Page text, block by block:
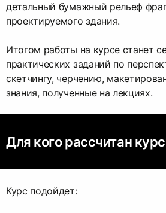
детальный бумажный рельеф
проектируемого здания.
Итогом работы на курсе станет
практических заданий по
скетчингу, черчению,
знания, полученные на лекциях.
Для кого рассчитан
Курс подойдет: